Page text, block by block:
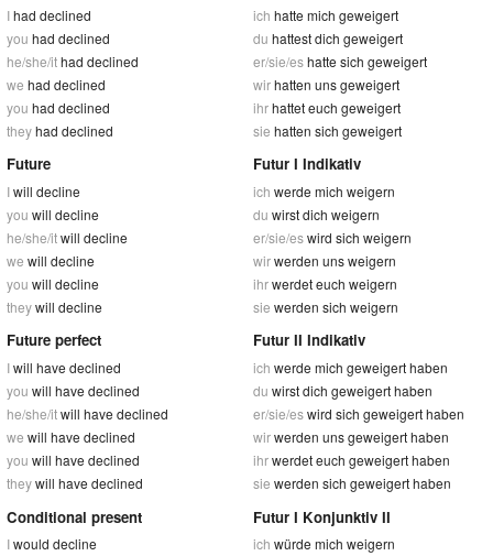
Ihad declined
you had declined
he/she/ithad declined
we had declined
you had declined
theyhad declined
ich hatte mich geweigert
du hattest dich geweigert
er/sie/eshatte sich geweigert
wirhatten uns geweigert
ihrhattet euch geweigert
sie hatten sich geweigert
Future
Iwill decline
you will decline
he/she/itwill decline
we will decline
you will decline
theywill decline
Futur I Indikativ
ich werde mich weigern
du wirst dich weigern
er/sie/eswird sich weigern
wirwerden uns weigern
ihrwerdet euch weigern
sie werden sich weigern
Future perfect
Iwill have declined
you will have declined
he/she/itwill have declined
we will have declined
you will have declined
theywill have declined
Futur II Indikativ
ich werde mich geweigert haben
du wirst dich geweigert haben
er/sie/eswird sich geweigert haben
wirwerden uns geweigert haben
ihrwerdet euch geweigert haben
sie werden sich geweigert haben
Conditional present
Iwould decline
Futur I Konjunktiv II
ich würde mich weigern